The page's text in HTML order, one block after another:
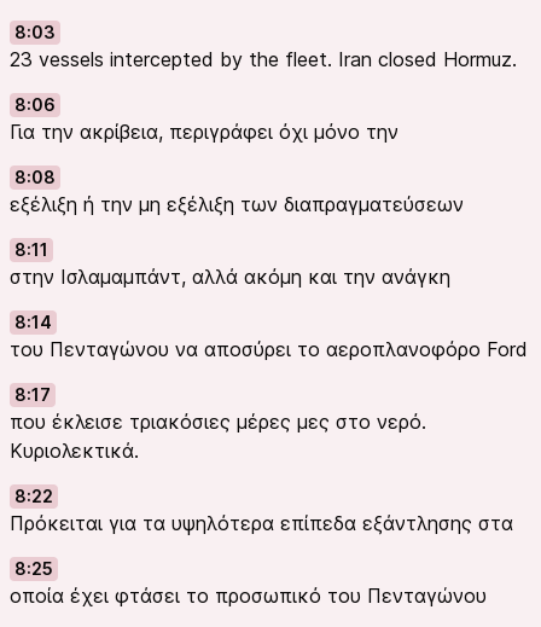
8:03
23 vessels intercepted by the fleet. Iran closed Hormuz.
8:06
Για την ακρίβεια, περιγράφει όχι μόνο την
8:08
εξέλιξη ή την μη εξέλιξη των διαπραγματεύσεων
8:11
στην Ισλαμαμπάντ, αλλά ακόμη και την ανάγκη
8:14
του Πενταγώνου να αποσύρει το αεροπλανοφόρο Ford
8:17
που έκλεισε τριακόσιες μέρες μες στο νερό.
Κυριολεκτικά.
8:22
Πρόκειται για τα υψηλότερα επίπεδα εξάντλησης στα
8:25
οποία έχει φτάσει το προσωπικό του Πενταγώνου